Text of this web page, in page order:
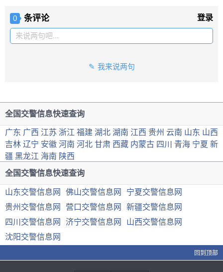
0 条评论 登录
来说两句吧...
我来说两句
全国交警信息快速查询
广东 广西 江苏 浙江 福建 湖北 湖南 江西 贵州 云南 山东 山西
吉林 辽宁 安徽 河南 河北 甘肃 西藏 内蒙古 四川 青海 宁夏 新
疆 黑龙江 海南 陕西
全国交警信息快速查询
山东交警信息网 佛山交警信息网
宁夏交警信息网
贵州交警信息网
营口交警信息网
新疆交警信息网
四川交警信息网
济宁交警信息网
山西交警信息网
沈阳交警信息网
回到顶部